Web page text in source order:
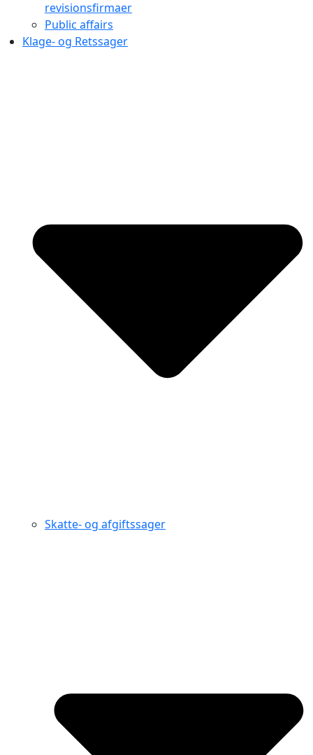
revisionsfirmaer
Public affairs
Klage- og Retssager
Skatte- og afgiftssager